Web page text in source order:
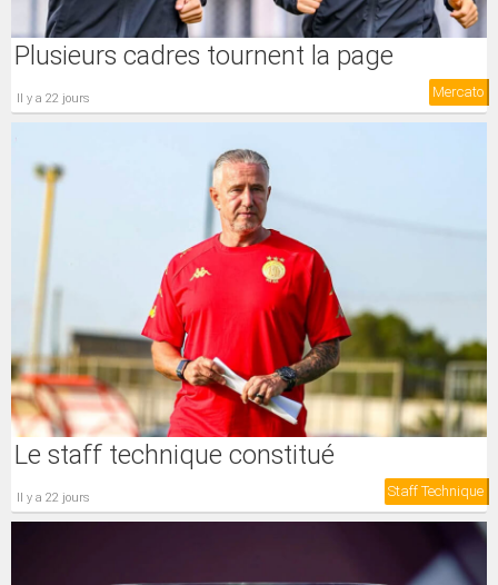
Plusieurs cadres tournent la page
il y a 22 jours Mercato
Le staff technique constitué
il y a 22 jours Staff Technique